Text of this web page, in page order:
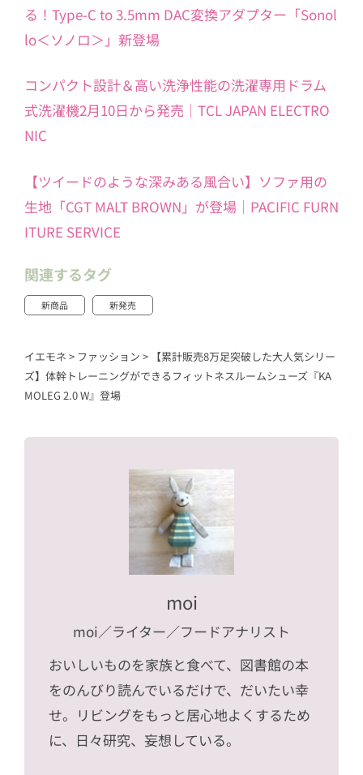
る！Type-C to 3.5mm DAC変換アダプター「Sonol
lo＜ソノロ＞」新登場
コンパクト設計＆高い洗浄性能の洗濯専用ドラム
式洗濯機2月10日から発売｜TCL JAPAN ELECTRO
NIC
【ツイードのような深みある風合い】ソファ用の
生地「CGT MALT BROWN」が登場｜PACIFIC FURN
ITURE SERVICE
関連するタグ
新商品 新発売
イエモネ > ファッション > 【累計販売8万足突破した大人気シリー
ズ】体幹トレーニングができるフィットネスルームシューズ『KA
MOLEG 2.0 W』登場
moi
moi／ライター／フードアナリスト
おいしいものを家族と食べて、図書館の本
をのんびり読んでいるだけで、だいたい幸
せ。リビングをもっと居心地よくするため
に、日々研究、妄想している。